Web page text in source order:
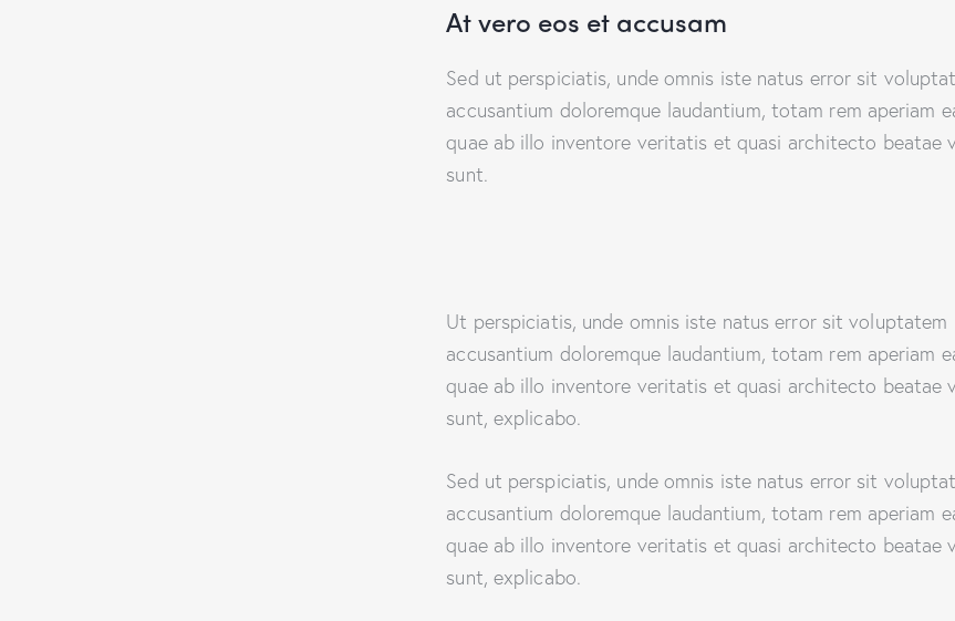
At vero eos et accusam
Sed ut perspiciatis, unde omnis iste natus error sit
accusantium doloremque laudantium, totam rem aperiam
quae ab illo inventore veritatis et quasi architecto beatae
sunt.
Ut perspiciatis, unde omnis iste natus error sit voluptatem
accusantium doloremque laudantium, totam rem aperiam
quae ab illo inventore veritatis et quasi architecto beatae
sunt, explicabo.
Sed ut perspiciatis, unde omnis iste natus error sit
accusantium doloremque laudantium, totam rem aperiam
quae ab illo inventore veritatis et quasi architecto beatae
sunt, explicabo.